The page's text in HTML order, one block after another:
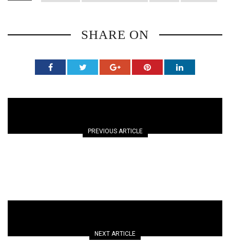
SHARE ON
PREVIOUS ARTICLE
NEXT ARTICLE